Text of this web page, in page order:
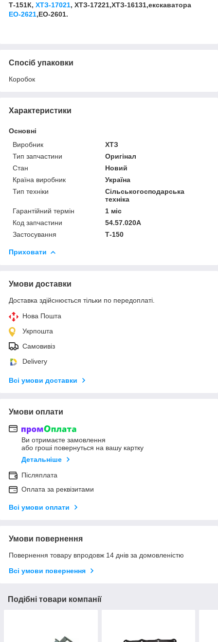
Т-151К, ХТЗ-17021, ХТЗ-17221,ХТЗ-16131,екскаватора
ЕО-2621,ЕО-2601.
Спосіб упаковки
Коробок
Характеристики
Основні
Виробник
ХТЗ
Тип запчастини
Оригінал
Стан
Новий
Країна виробник
Україна
Тип техніки
Сільськогосподарська
техніка
Гарантійний термін
1 міс
Код запчастини
54.57.020А
Застосування
Т-150
Приховати
Умови доставки
Доставка здійснюється тільки по передоплаті.
Нова Пошта
Укрпошта
Самовивіз
Delivery
Всі умови доставки
Умови оплати
Ви отримаєте замовлення
або гроші повернуться на вашу картку
Детальніше
Післяплата
Оплата за реквізитами
Всі умови оплати
Умови повернення
Повернення товару впродовж 14 днів за домовленістю
Всі умови повернення
Подібні товари компанії